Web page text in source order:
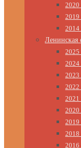
2020
2019
2014
Ленинская
2025
2024
2023
2022
2021
2020
2019
2018
2016